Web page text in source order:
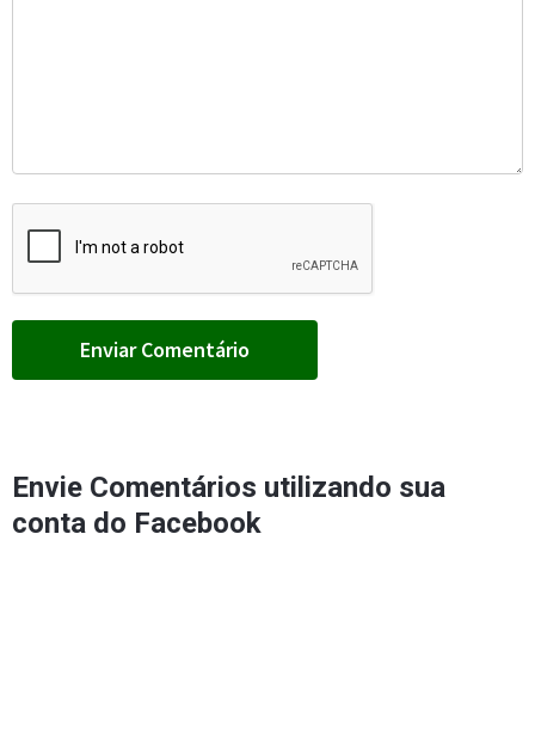
Envie Comentários utilizando sua
conta do Facebook